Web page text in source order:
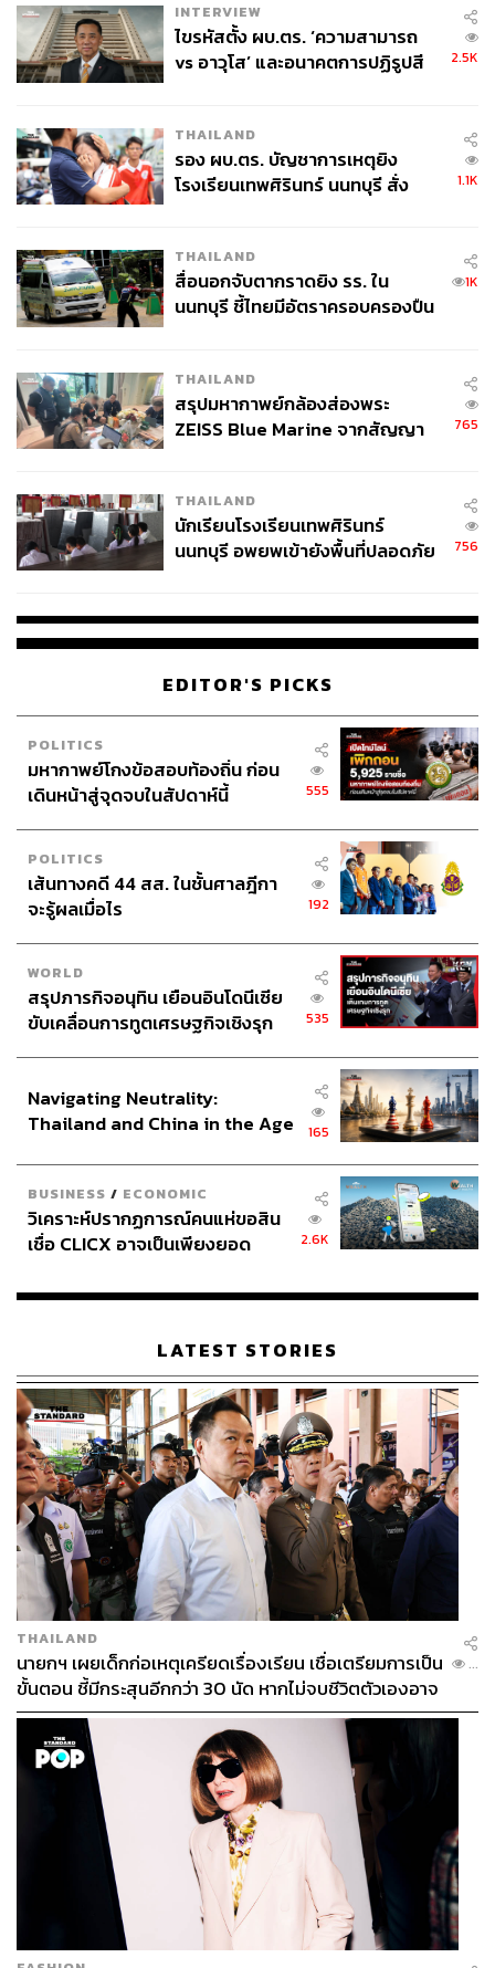
INTERVIEW
ไขรหัสตั้ง ผบ.ตร. ‘ความสามารถ
vs อาวุโส’ และอนาคตการปฏิรูปสี
2.5K
THAILAND
รอง ผบ.ตร. บัญชาการเหตุยิง
โรงเรียนเทพศิรินทร์ นนทบุรี สั่ง
1.1K
THAILAND
สื่อนอกจับตากราดยิง รร. ใน
นนทบุรี ชี้ไทยมีอัตราครอบครองปืน
1K
THAILAND
สรุปมหากาพย์กล้องส่องพระ
ZEISS Blue Marine จากสัญญา
จ่ายหนี้-แอบระบุแบรนด์
765
THAILAND
นักเรียนโรงเรียนเทพศิรินทร์
นนทบุรี อพยพเข้ายังพื้นที่ปลอดภัย
756
EDITOR'S PICKS
POLITICS
มหากาพย์โกงข้อสอบท้องถิ่น ก่อน
เดินหน้าสู่จุดจบในสัปดาห์นี้
555
POLITICS
เส้นทางคดี 44 สส. ในชั้นศาลฎีกา
จะรู้ผลเมื่อไร
192
WORLD
สรุปภารกิจอนุทิน เยือนอินโดนีเซีย
ขับเคลื่อนการทูตเศรษฐกิจเชิงรุก
535
Navigating Neutrality:
Thailand and China in the Age
165
BUSINESS / ECONOMIC
วิเคราะห์ปรากฏการณ์คนแห่ขอสิน
เชื่อ CLICX อาจเป็นเพียงยอด
เรือนไทยที่ถูกซุกไว้
2.6K
LATEST STORIES
THAILAND
นายกฯ เผยเด็กก่อเหตุเครียดเรื่องเรียน เชื่อเตรียมการเป็น
ขั้นตอน ชี้มีกระสุนอีกกว่า 30 นัด หากไม่จบชีวิตตัวเองอาจ
สูญเสียเพิ่ม
...